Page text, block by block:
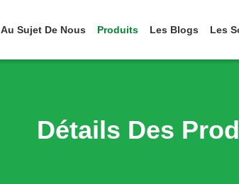
Au Sujet De Nous Produits Les Blogs Les
Détails Des